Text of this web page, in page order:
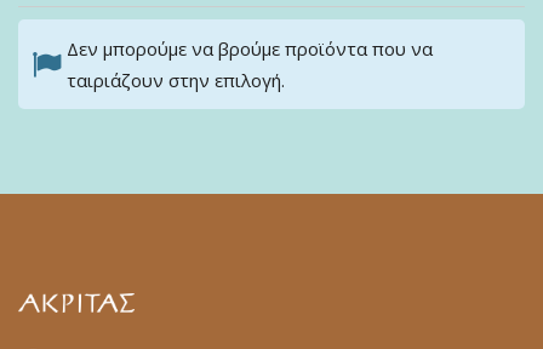
Δεν μπορούμε να βρούμε προϊόντα που να
ταιριάζουν στην επιλογή.